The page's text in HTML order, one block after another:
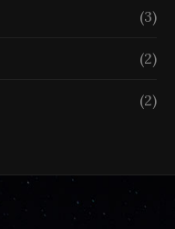
(3)
(2)
(2)